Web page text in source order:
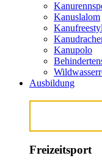
Kanuslalom
Kanupolo
Ausbildung
Freizeitsport